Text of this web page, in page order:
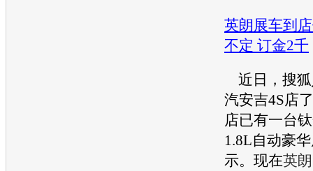
英朗展车到
不定 订金2千
近日，搜狐
汽安吉4S店
店已有一台
1.8L自动豪
示。现在英朗